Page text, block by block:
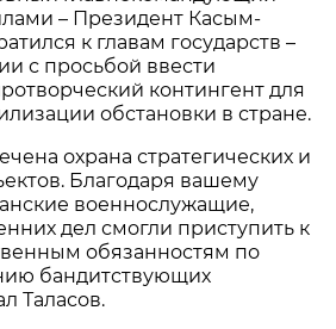
– Президент Касым-
к главам государств –
с просьбой ввести
контингент для
обстановки в стране.
охрана стратегических и
Благодаря вашему
военнослужащие,
дел смогли приступить к
обязанностям по
бандитствующих
Таласов.